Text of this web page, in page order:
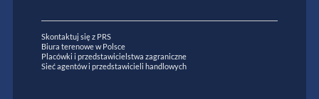
Skontaktuj się z PRS
Biura terenowe w Polsce
Placówki i przedstawicielstwa zagraniczne
Sieć agentów i przedstawicieli handlowych